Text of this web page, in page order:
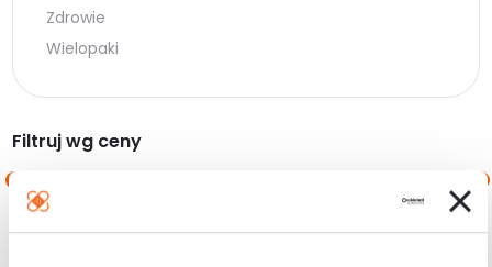
Zdrowie
Wielopaki
Filtruj wg ceny
min.
maks.